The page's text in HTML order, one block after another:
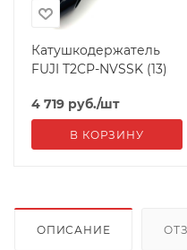
Катушкодержатель
FUJI T2CP-NVSSK (13)
4 719 руб./шт
В КОРЗИНУ
ОПИСАНИЕ